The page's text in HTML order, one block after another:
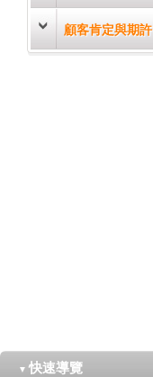
顧客肯定與期許
▼ 快速導覽